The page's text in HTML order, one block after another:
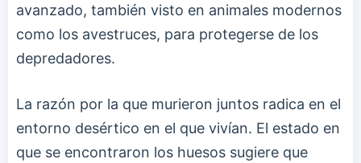
avanzado, también visto en animales modernos
como los avestruces, para protegerse de los
depredadores.
La razón por la que murieron juntos radica en el
entorno desértico en el que vivían. El estado en
que se encontraron los huesos sugiere que